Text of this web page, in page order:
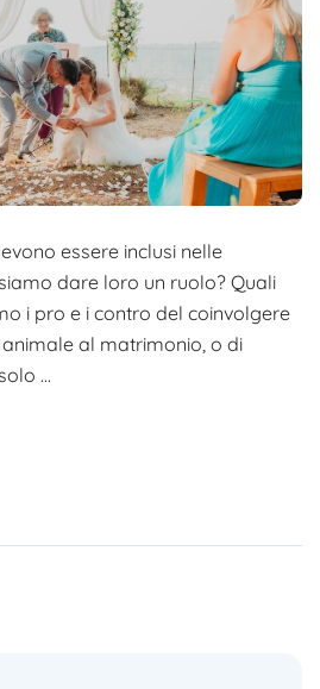
essere inclusi nelle
dare loro un ruolo? Quali
i pro e i contro del coinvolgere
al matrimonio, o di
...